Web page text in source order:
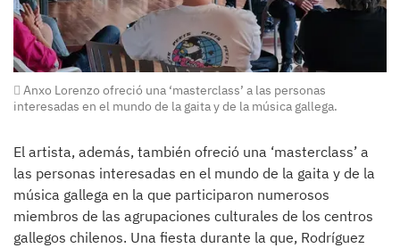
Anxo Lorenzo ofreció una ‘masterclass’ a las personas
interesadas en el mundo de la gaita y de la música gallega.
El artista, además, también ofreció una ‘masterclass’ a
las personas interesadas en el mundo de la gaita y de la
música gallega en la que participaron numerosos
miembros de las agrupaciones culturales de los centros
gallegos chilenos. Una fiesta durante la que, Rodríguez